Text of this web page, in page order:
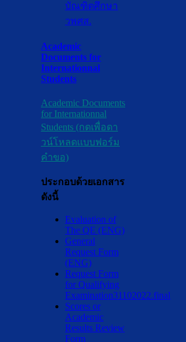
บัณฑิตศึกษา
วพศส.
Academic
Documents for
Internationnal
Students
Academic Documents
for Internationnal
Students (กดเพื่อดา
วน์โหลดเเบบฟอร์ม
คำขอ)
ประกอบด้วยเอกสาร
ดังนี้
Evaluation of
The QE (ENG)
General
Request Form
(ENG)
Request Form
for Qualifying
Examination31102022.final
Scores or
Academic
Results Review
Form